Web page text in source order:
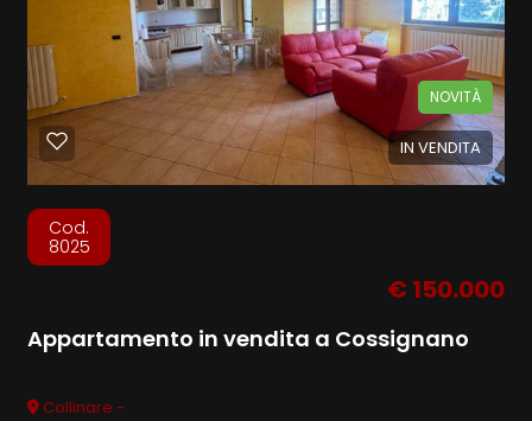
IN VENDITA
NOVITÀ
Cod.
8025
€ 150.000
Appartamento in vendita a Cossignano
Collinare -